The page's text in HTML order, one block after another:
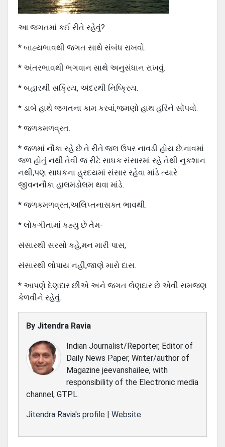
આ જગતમાં કઈ રીતે રહેવું?
* બાહ્યભાવથી જગત સાથે સંબંધ રાખવો.
* અંતરભાવથી ભગવાન સાથે અનુસંધાન રાખવું.
* બહારથી સક્રિય, અંદરથી નિષ્ક્રિય.
* ડાબે હાથે જગતના કામ કરવાં,જમણો હાથ હરિને સોંપવો.
* જળકમળવ્રત.
* જળમાં નૌકા રહે છે તે રીતે.જલ ઉપર નાવડી હોય છે.નાવમાં
જળ હોતું નથી.તેવી જ રીટે સાધક સંસારમાં રહે તેથી નુકશાન
નથી,પણ સાધકના હ્રદયમાં સંસાર રહેવા માંડે ત્યારે
જીવનનૌકા હાલમડોલમ થવા માંડે.
* જળકમળવ્રત,અલિપ્તનાસક્ત ભાવથી.
* લોકગીતામાં કહ્યુ છે તેમ-
સંસારથી સરસો કહે,મન મારી પાસ,
સંસારથી લોપાય નહી,જાણે મારો દાસ.
* આપણે દેણદાર છીએ અને જગત લેણદાર છે એવી સમજણ
કેળવીને રહેવું.
By Jitendra Ravia
Indian Journalist/Reporter, Editor of
Daily News Paper, Writer/author of
Magazine jeevanshailee, with
responsibility of the Electronic media
channel, GTPL.
Jitendra Ravia's profile | Website